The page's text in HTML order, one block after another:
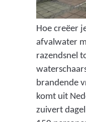
Hoe creëer
afvalwater
razendsnel
brandende
komt uit
zuivert